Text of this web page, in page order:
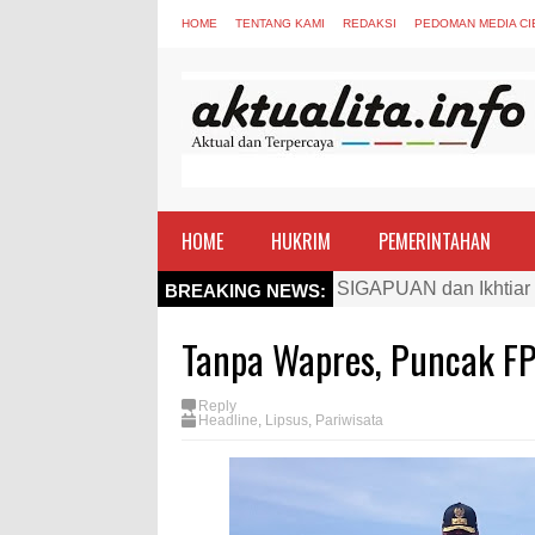
HOME TENTANG KAMI REDAKSI PEDOMAN MEDIA
HOME HUKRIM PEMERINTAHAN
BREAKING NEWS:
SIGAPUAN dan
TEGAS! Kapolres
Staf Ahli Tekankan
Si Dokes Polres Bima
Satpolairud Polres
Perkuat Soliditas-
Tanpa Wapres, Puncak
Reply
Headline, Lipsus, Pariwisata